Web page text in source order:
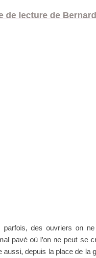
de lecture de
des ouvriers on
pavé où l’on ne peut se
depuis la place de la